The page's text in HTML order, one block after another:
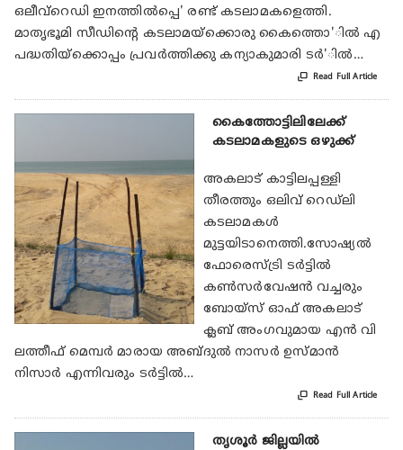
ഒലീവ്‌റെഡി ഇനത്തില്‍പ്പെ' രണ്ട് കടലാമകളെത്തി.
മാതൃഭൂമി സീഡിന്റെ കടലാമയ്‌ക്കൊരു കൈത്തൊ'ില്‍ എ
പദ്ധതിയ്‌ക്കൊപ്പം പ്രവര്‍ത്തിക്കു കന്യാകുമാരി ടര്‍'ില്‍…
 Read Full Article
കൈത്തോട്ടിലിലേക്ക്
കടലാമകളുടെ ഒഴുക്ക്
അകലാട് കാട്ടിലപ്പള്ളി
തീരത്തും ഒലിവ് റെഡ്‌ലി
കടലാമകൾ
മുട്ടയിടാനെത്തി.സോഷ്യൽ
ഫോരെസ്ട്രി ടർട്ടിൽ
കൺസർവേഷൻ വച്ചരും
ബോയ്സ് ഓഫ് അകലാട്
ക്ലബ്‌ അംഗവുമായ എൻ വി
ലത്തീഫ് മെമ്പർ മാരായ അബ്ദുൽ നാസർ ഉസ്മാൻ
നിസാർ എന്നിവരും ടർട്ടിൽ…
 Read Full Article
തൃശൂര്‍ ജില്ലയില്‍